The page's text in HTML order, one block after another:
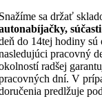
sa držať
do 14tej hodiny sú
pracovný
radšej
dní. V
predlžuje